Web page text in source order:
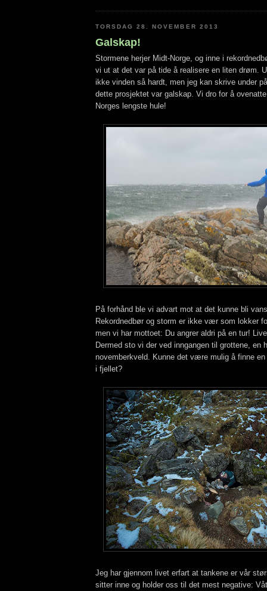
TORSDAG 28. NOVEMBER 2013
Galskap!
Stormene herjer Midt-Norge, og inne i
vi ut at det var på tide å realisere en liten drøm.
ikke vinden så hardt, men jeg kan skrive under
dette prosjektet var galskap. Vi dro for å
Norges lengste hule!
På forhånd ble vi advart mot at det kunne bli
Rekordnedbør og storm er ikke vær som lokker
men vi har mottoet: Du angrer aldri på en tur!
Dermed sto vi der ved inngangen til grottene, en
novemberkveld. Kunne det være mulig å finne
i fjellet?
Jeg har gjennom livet erfart at tankene er vår
sitter inne og holder oss til det mest negative: